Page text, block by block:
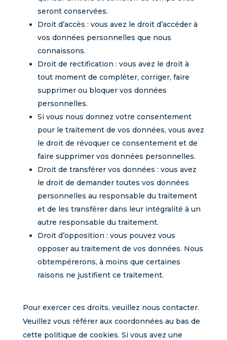
seront conservées.
Droit d’accès : vous avez le droit d’accéder à
vos données personnelles que nous
connaissons.
Droit de rectification : vous avez le droit à
tout moment de compléter, corriger, faire
supprimer ou bloquer vos données
personnelles.
Si vous nous donnez votre consentement
pour le traitement de vos données, vous avez
le droit de révoquer ce consentement et de
faire supprimer vos données personnelles.
Droit de transférer vos données : vous avez
le droit de demander toutes vos données
personnelles au responsable du traitement
et de les transférer dans leur intégralité à un
autre responsable du traitement.
Droit d’opposition : vous pouvez vous
opposer au traitement de vos données. Nous
obtempérerons, à moins que certaines
raisons ne justifient ce traitement.
Pour exercer ces droits, veuillez nous contacter.
Veuillez vous référer aux coordonnées au bas de
cette politique de cookies. Si vous avez une